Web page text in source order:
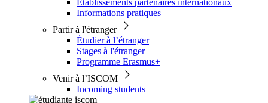
Établissements partenaires internationaux
Informations pratiques
Partir à l'étranger
Étudier à l’étranger
Stages à l'étranger
Programme Erasmus+
Venir à l’ISCOM
Incoming students